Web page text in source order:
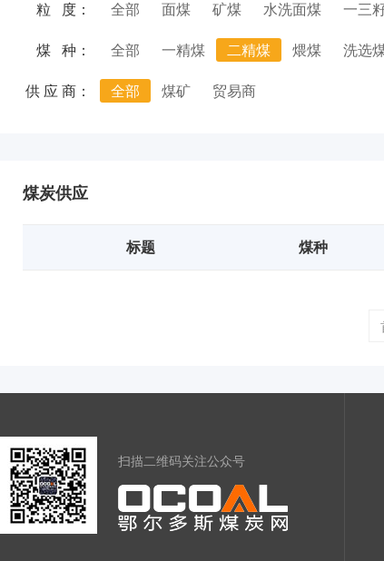
粒 度：
全部 面煤 矿煤 水洗面煤 一三
煤 种：
全部 一精煤 二精煤 煨煤 洗选
供 应 商：
全部 煤矿 贸易商
煤炭供应
标题 煤种
扫描二维码关注公众号